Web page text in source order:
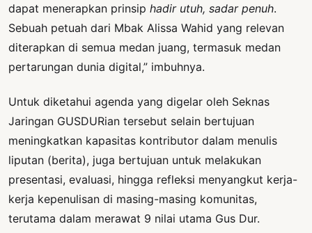
dapat menerapkan prinsip hadir utuh, sadar penuh.
Sebuah petuah dari Mbak Alissa Wahid yang relevan
diterapkan di semua medan juang, termasuk medan
pertarungan dunia digital,” imbuhnya.
Untuk diketahui agenda yang digelar oleh Seknas
Jaringan GUSDURian tersebut selain bertujuan
meningkatkan kapasitas kontributor dalam menulis
liputan (berita), juga bertujuan untuk melakukan
presentasi, evaluasi, hingga refleksi menyangkut kerja-
kerja kepenulisan di masing-masing komunitas,
terutama dalam merawat 9 nilai utama Gus Dur.